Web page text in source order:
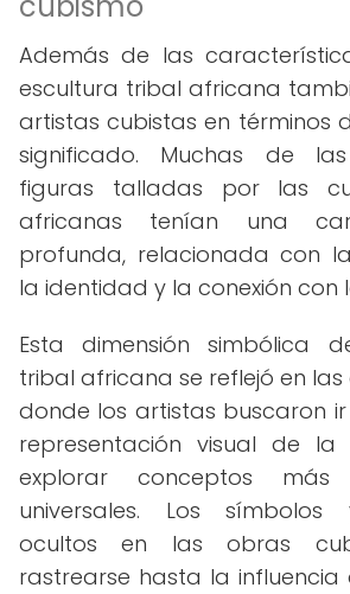
Además de las
escultura tribal africana
artistas cubistas en términos
significado. Muchas de
figuras talladas por las
africanas tenían una
profunda, relacionada con
la identidad y la conexión con
Esta dimensión simbólica
tribal africana se reflejó en
donde los artistas buscaron
representación visual de
explorar conceptos
universales. Los símbolos
ocultos en las obras
rastrearse hasta la influencia